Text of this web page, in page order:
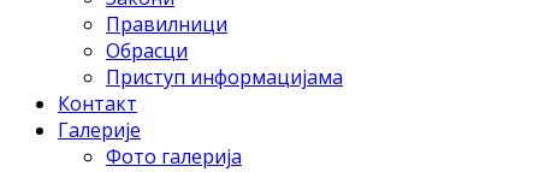
Правилници
Обрасци
Приступ информацијама
Контакт
Галерије
Фото галерија